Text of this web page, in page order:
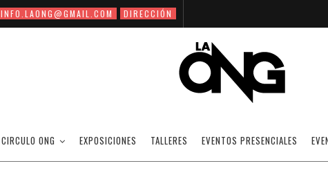
INFO.LAONG@GMAIL.COM DIRECCIÓN
CIRCULO ONG EXPOSICIONES TALLERES EVENTOS PRESENCIALES